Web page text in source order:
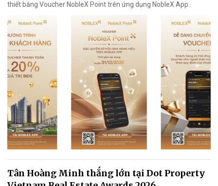
thiết bằng Voucher NobleX Point trên ứng dụng NobleX App.
Tân Hoàng Minh thắng lớn tại Dot Property